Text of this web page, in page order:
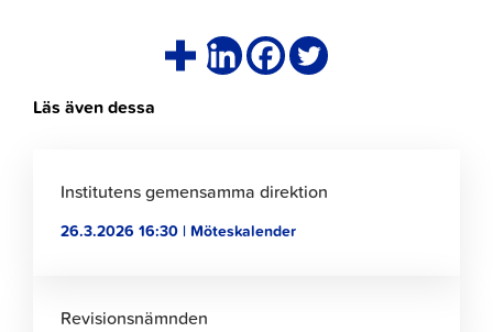
Läs även dessa
läsa
Institutens gemensamma direktion
26.3.2026 16:30 | Möteskalender
Revisionsnämnden